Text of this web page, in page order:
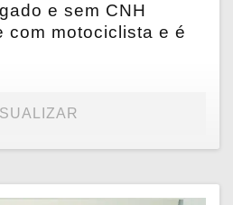
e sem CNH
com motociclista e é